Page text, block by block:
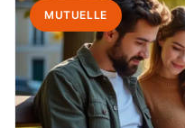
MUTUELLE